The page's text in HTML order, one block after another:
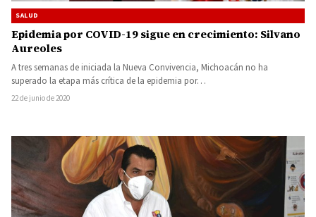
SALUD
Epidemia por COVID-19 sigue en crecimiento: Silvano
Aureoles
A tres semanas de iniciada la Nueva Convivencia, Michoacán no ha
superado la etapa más crítica de la epidemia por…
22 de junio de 2020